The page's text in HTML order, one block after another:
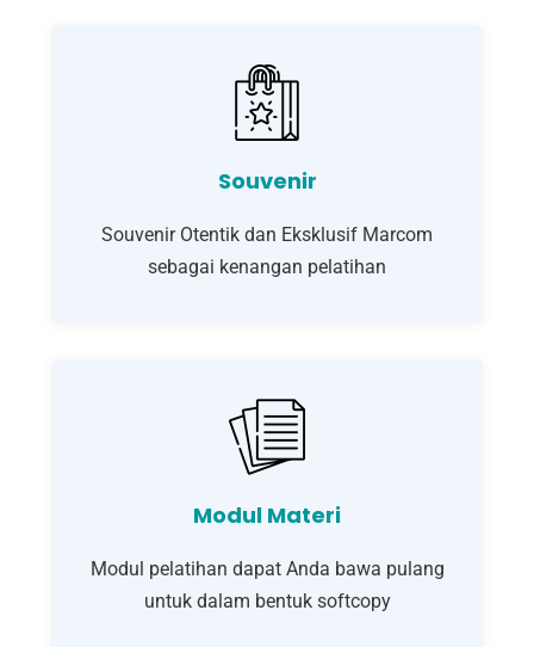
Souvenir
Souvenir Otentik dan Eksklusif Marcom
sebagai kenangan pelatihan
Modul Materi
Modul pelatihan dapat Anda bawa pulang
untuk dalam bentuk softcopy